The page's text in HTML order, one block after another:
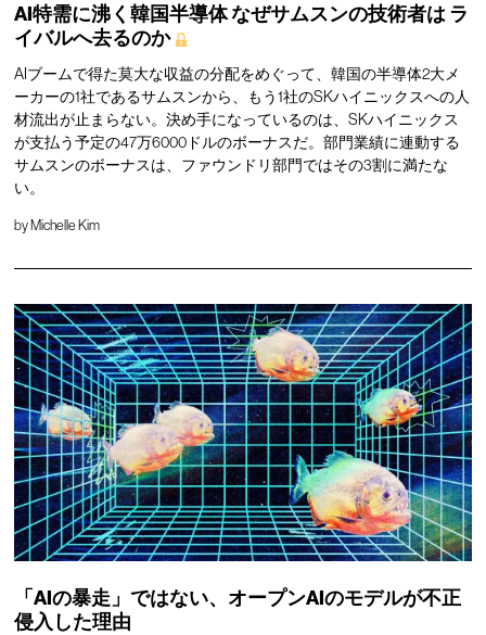
AI特需に沸く韓国半導体なぜサムスンの技術者は ラ
イバルへ去るのか
AIブームで得た莫大な収益の分配をめぐって、韓国の半導体2大メ
ーカーの1社であるサムスンから、もう1社のSKハイニックスへの人
材流出が止まらない。決め手になっているのは、SKハイニックス
が支払う予定の47万6000ドルのボーナスだ。部門業績に連動する
サムスンのボーナスは、ファウンドリ部門ではその3割に満たな
い。
by Michelle Kim
「AIの暴走」ではない、オープンAIのモデルが不正
侵入した理由